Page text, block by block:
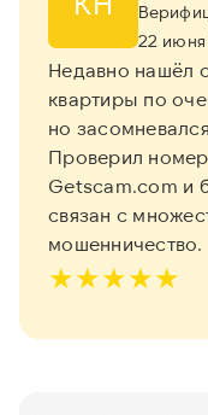
22
Недавно нашёл
квартиры по
но
Проверил
Getscam.com и
связан с
мошенничество.
★★★★★